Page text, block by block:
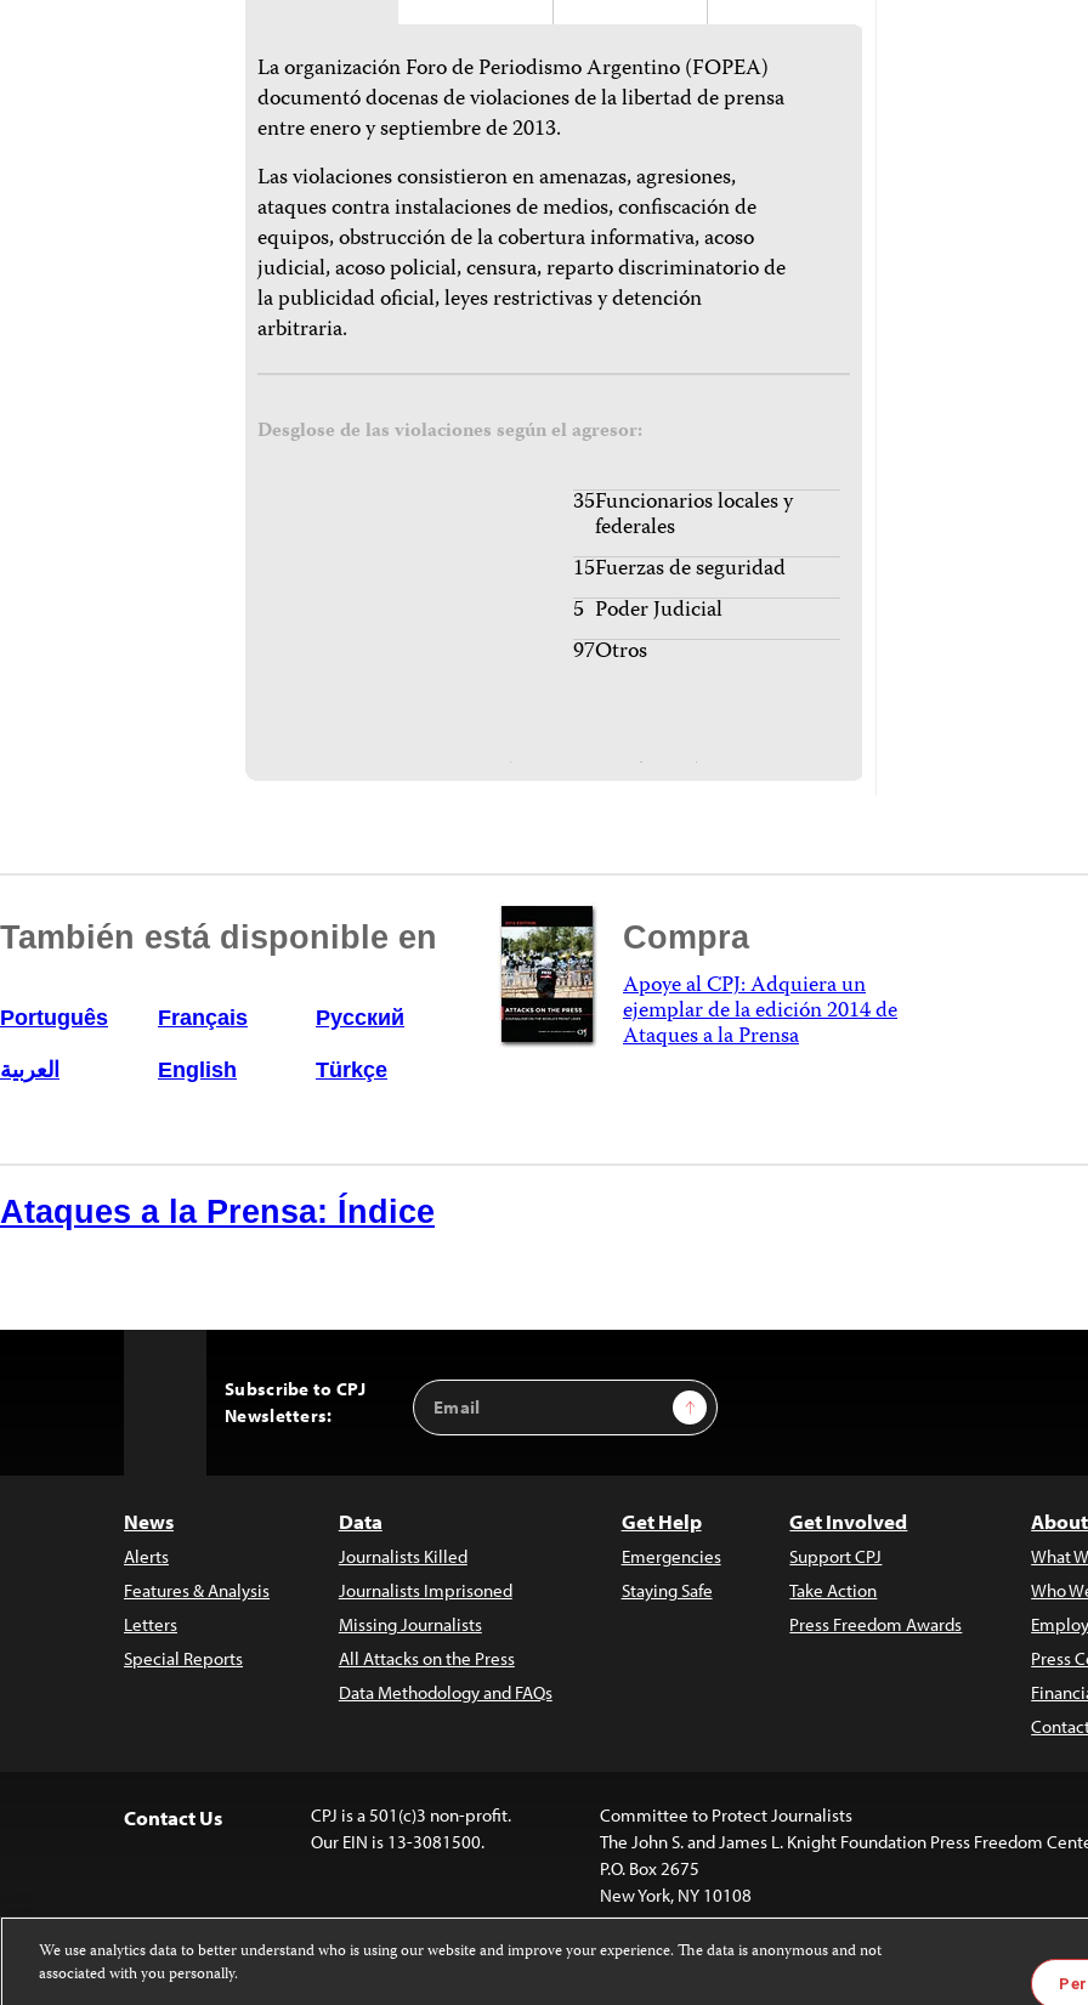
La organización Foro de Periodismo Argentino (FOPEA)
documentó docenas de violaciones de la libertad de prensa
entre enero y septiembre de 2013.
Las violaciones consistieron en amenazas, agresiones,
ataques contra instalaciones de medios, confiscación de
equipos, obstrucción de la cobertura informativa, acoso
judicial, acoso policial, censura, reparto discriminatorio de
la publicidad oficial, leyes restrictivas y detención
arbitraria.
Desglose de las violaciones según el agresor:
35Funcionarios locales y
federales
15Fuerzas de seguridad
5 Poder Judicial
97Otros
También está disponible en
Português
العربية
Français
English
Русский
Türkçe
Compra
Apoye al CPJ: Adquiera un
ejemplar de la edición 2014 de
Ataques a la Prensa
Ataques a la Prensa: Índice
Subscribe to CPJ
Newsletters:
Email
Address
Sign Up
News
Alerts
Features & Analysis
Letters
Special Reports
Data
Journalists Killed
Journalists Imprisoned
Missing Journalists
All Attacks on the Press
Data Methodology and FAQs
Get Help
Emergencies
Staying Safe
Get Involved
Support CPJ
Take Action
Press Freedom Awards
What
Who
Press
Contact Us
CPJ is a 501(c)3 non-profit.
Our EIN is 13-3081500.
Committee to Protect Journalists
The John S. and James L. Knight Foundation Press Freedom
P.O. Box 2675
New York, NY 10108
Except where noted, text on this website is licensed under a
Images and other
We use analytics data to better understand who is using our website and improve your experience. The data is anonymous and not
associated with you personally.